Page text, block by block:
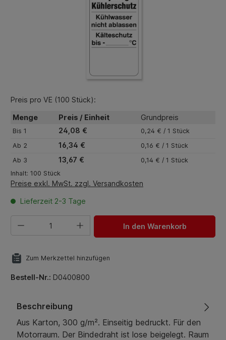
Preis pro VE (100 Stück):
Menge Preis / Einheit Grundpreis
Bis 1 24,08 €
0,24 € / 1 Stück
Ab 2 16,34 €
0,16 € / 1 Stück
Ab 3 13,67 €
0,14 € / 1 Stück
Inhalt: 100 Stück
Preise exkl. MwSt. zzgl. Versandkosten
Lieferzeit 2-3 Tage
Produkt Anzahl: Gib den gewünschten Wert ein oder
In den Warenkorb
Zum Merkzettel hinzufügen
Bestell-Nr.: D0400800
Beschreibung
Aus Karton, 300 g/m². Einseitig bedruckt. Für den
Motorraum. Der Bindedraht ist lose beigelegt. Raum